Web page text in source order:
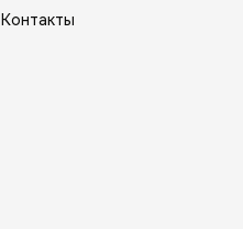
Контакты